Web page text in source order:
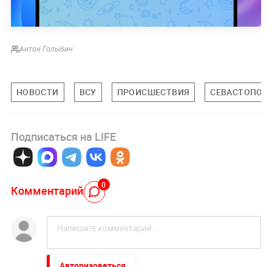
Антон Голыбин
НОВОСТИ ВСУ ПРОИСШЕСТВИЯ
Подписаться на LIFE
Комментарий 0